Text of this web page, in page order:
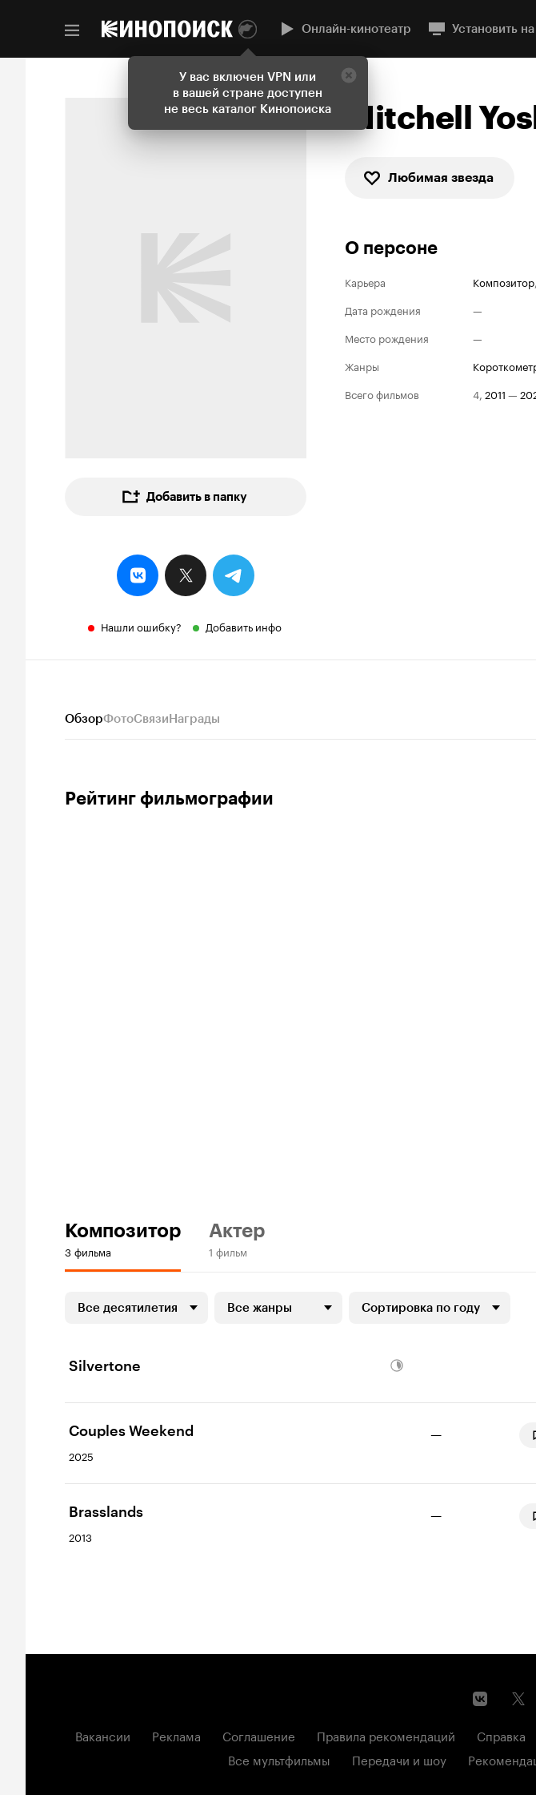
У вас включен VPN или
в вашей стране доступен
не весь каталог Кинопоиска
Онлайн-кинотеатр Установить
Добавить в папку
Нашли ошибку? Добавить инфо
Mitchell
Любимая звезда
О персоне
Карьера Композитор,
Дата рождения
—
Место рождения
—
Жанры
Всего фильмов
4, 2011 —
ОбзорФотоСвязиНаграды
Рейтинг фильмографии
Композитор
3 фильма
Актер
1 фильм
Все десятилетия Все жанры Сортировка по году
Silvertone
Couples Weekend
2025
—
Brasslands
2013
—
Вакансии Реклама Соглашение Правила рекомендаций Справка
Все мультфильмы
Передачи и шоу